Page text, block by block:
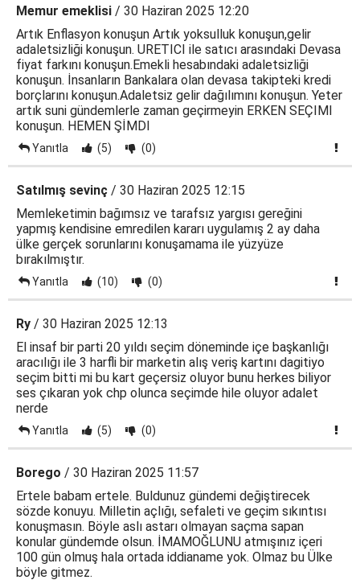
Memur emeklisi / 30 Haziran 2025 12:20
Artık Enflasyon konuşun Artık yoksulluk konuşun,gelir
adaletsizliği konuşun. URETICI ile satıcı arasındaki Devasa
fiyat farkını konuşun.Emekli hesabındaki adaletsizliği
konuşun. İnsanların Bankalara olan devasa takipteki kredi
borçlarını konuşun.Adaletsiz gelir dağılımını konuşun. Yeter
artık suni gündemlerle zaman geçirmeyin ERKEN SEÇIMI
konuşun. HEMEN ŞİMDI
Yanıtla (5) (0)
Satılmış sevinç / 30 Haziran 2025 12:15
Memleketimin bağımsız ve tarafsız yargısı gereğini
yapmış kendisine emredilen kararı uygulamış 2 ay daha
ülke gerçek sorunlarını konuşamama ile yüzyüze
bırakılmıştır.
Yanıtla (10) (0)
Ry / 30 Haziran 2025 12:13
El insaf bir parti 20 yıldı seçim döneminde içe başkanlığı
aracılığı ile 3 harfli bir marketin alış veriş kartını dagitiyo
seçim bitti mi bu kart geçersiz oluyor bunu herkes biliyor
ses çıkaran yok chp olunca seçimde hile oluyor adalet
nerde
Yanıtla (5) (0)
Borego / 30 Haziran 2025 11:57
Ertele babam ertele. Buldunuz gündemi değiştirecek
sözde konuyu. Milletin açlığı, sefaleti ve geçim sıkıntısı
konuşmasın. Böyle aslı astarı olmayan saçma sapan
konular gündemde olsun. İMAMOĞLUNU atmışınız içeri
100 gün olmuş hala ortada iddianame yok. Olmaz bu Ülke
böyle gitmez.